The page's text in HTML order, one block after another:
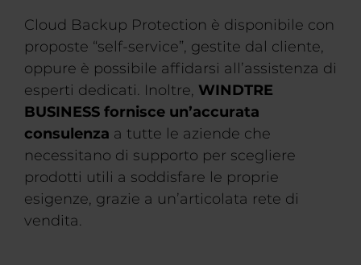
Cloud Backup Protection è disponibile con
proposte “self-service”, gestite dal cliente,
oppure è possibile affidarsi all’assistenza di
esperti dedicati. Inoltre, WINDTRE
BUSINESS fornisce un’accurata
consulenza a tutte le aziende che
necessitano di supporto per scegliere
prodotti utili a soddisfare le proprie
esigenze, grazie a un’articolata rete di
vendita.